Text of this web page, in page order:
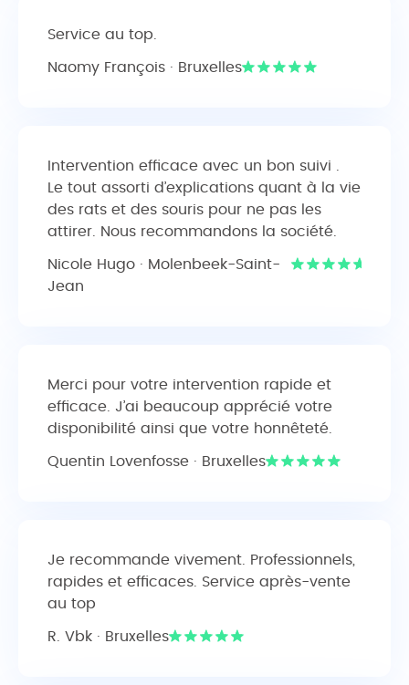
Service au top.
Naomy François · Bruxelles
Intervention efficace avec un bon suivi .
Le tout assorti d’explications quant à la vie
des rats et des souris pour ne pas les
attirer. Nous recommandons la société.
Nicole Hugo · Molenbeek-Saint-
Jean
Merci pour votre intervention rapide et
efficace. J’ai beaucoup apprécié votre
disponibilité ainsi que votre honnêteté.
Quentin Lovenfosse · Bruxelles
Je recommande vivement. Professionnels,
rapides et efficaces. Service après-vente
au top
R. Vbk · Bruxelles